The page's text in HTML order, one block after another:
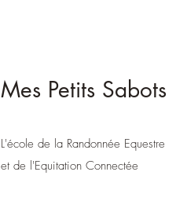
Mes Petits Sabots
L'école de la Randonnée Equestre
et de l'Equitation Connectée